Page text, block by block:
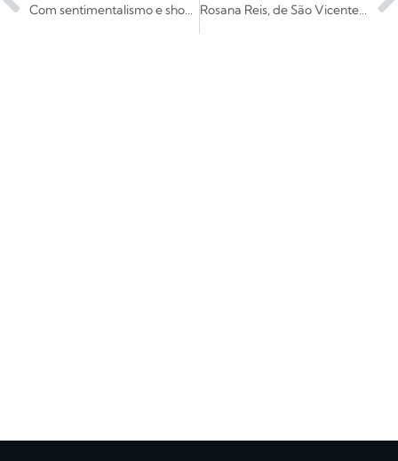
Com sentimentalismo e shoegaze, Personas divulga novo EP “Das Luzes Que Se Fundem Com a Manhã” Rosana Reis, de São Vicente, está de volta: “o rap me resgatou”